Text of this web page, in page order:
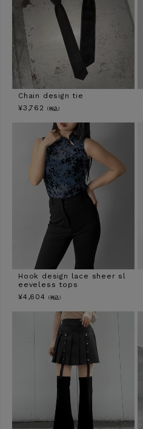
Chain design tie
¥3,762 （税込）
Hook design lace sheer sl
eeveless tops
¥4,604 （税込）